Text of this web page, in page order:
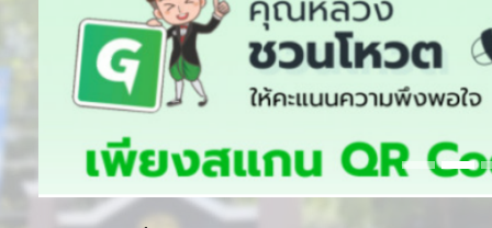
Previous